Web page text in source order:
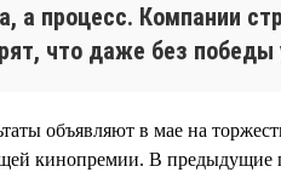
а процесс. Компании
что даже без
объявляют в мае на
кинопремии. В